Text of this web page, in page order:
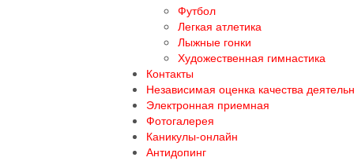
Футбол
Легкая атлетика
Лыжные гонки
Художественная гимнастика
Контакты
Независимая оценка качества
Электронная приемная
Фотогалерея
Каникулы-онлайн
Антидопинг